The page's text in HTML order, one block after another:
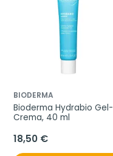
BIODERMA
Bioderma Hydrabio Gel-
Crema, 40 ml
18,50 €